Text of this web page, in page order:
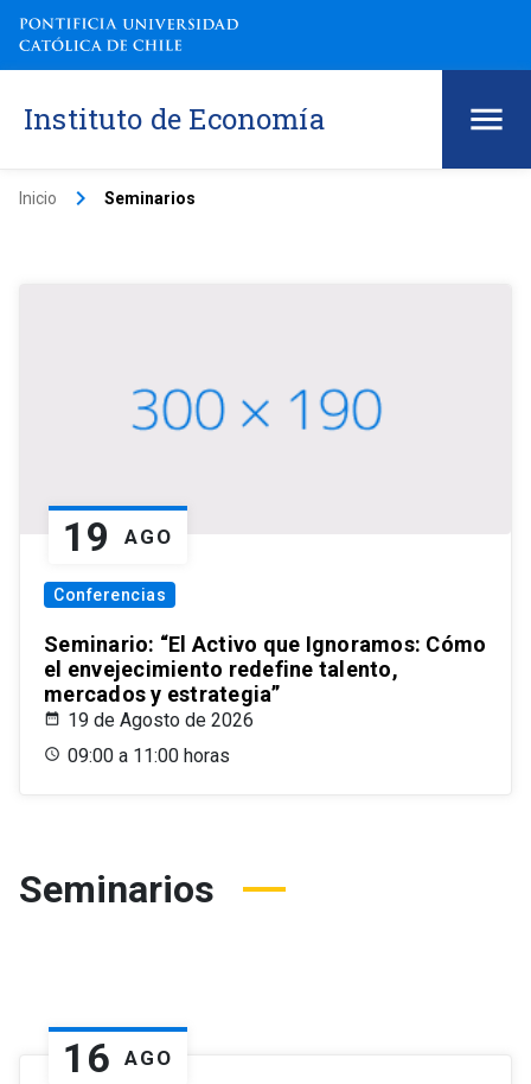
Instituto de Economía
Inicio keyboard_arrow_right Seminarios
19 AGO
Conferencias
Seminario: “El Activo que Ignoramos: Cómo
el envejecimiento redefine talento,
mercados y estrategia”
19 de Agosto de 2026
09:00 a 11:00 horas
Seminarios
16 AGO